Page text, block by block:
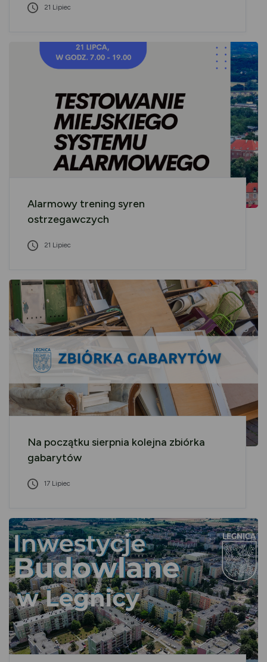
21 Lipiec
Alarmowy trening syren
ostrzegawczych
21 Lipiec
Na początku sierpnia kolejna zbiórka
gabarytów
17 Lipiec